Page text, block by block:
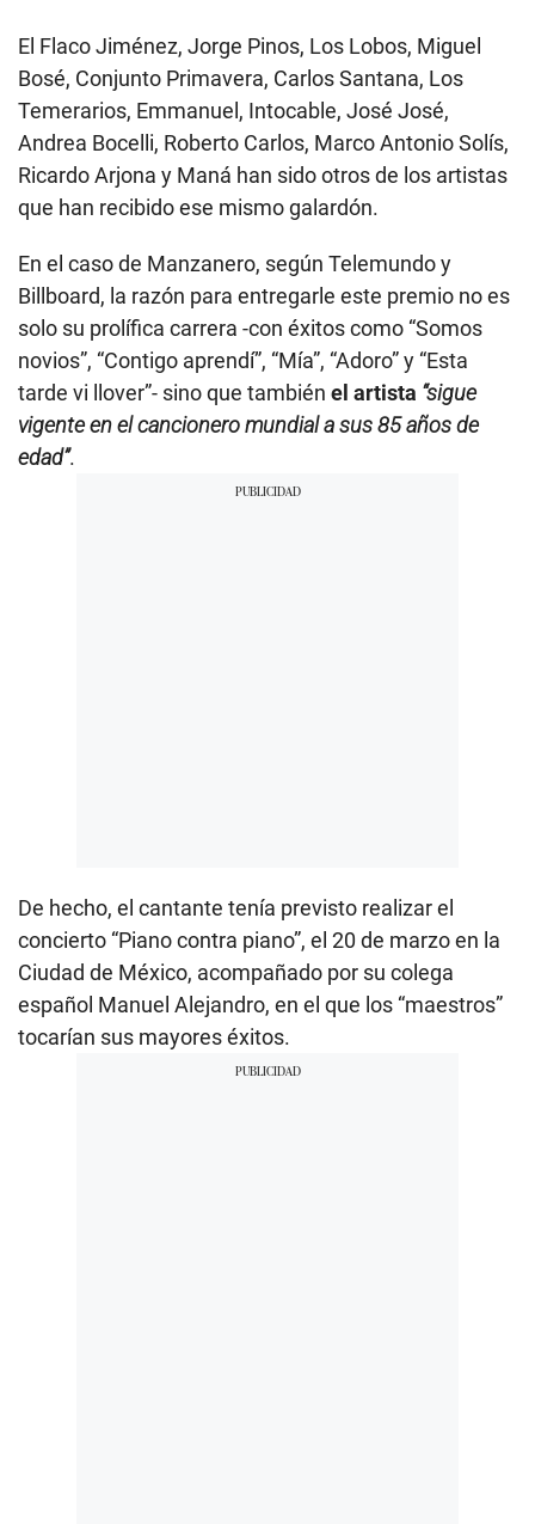
El Flaco Jiménez, Jorge Pinos, Los Lobos, Miguel
Bosé, Conjunto Primavera, Carlos Santana, Los
Temerarios, Emmanuel, Intocable, José José,
Andrea Bocelli, Roberto Carlos, Marco Antonio Solís,
Ricardo Arjona y Maná han sido otros de los artistas
que han recibido ese mismo galardón.
En el caso de Manzanero, según Telemundo y
Billboard, la razón para entregarle este premio no es
solo su prolífica carrera -con éxitos como “Somos
novios”, “Contigo aprendí”, “Mía”, “Adoro” y “Esta
tarde vi llover”- sino que también el artista “sigue
vigente en el cancionero mundial a sus 85 años de
edad”.
De hecho, el cantante tenía previsto realizar el
concierto “Piano contra piano”, el 20 de marzo en la
Ciudad de México, acompañado por su colega
español Manuel Alejandro, en el que los “maestros”
tocarían sus mayores éxitos.